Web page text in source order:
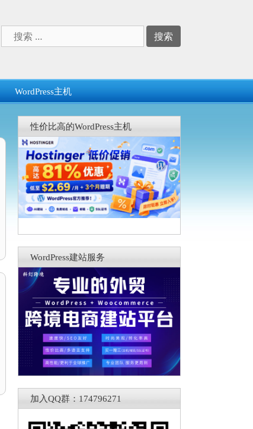
索：
WordPress主机
性价比高的WordPress主机
WordPress建站服务
加入QQ群：174796271